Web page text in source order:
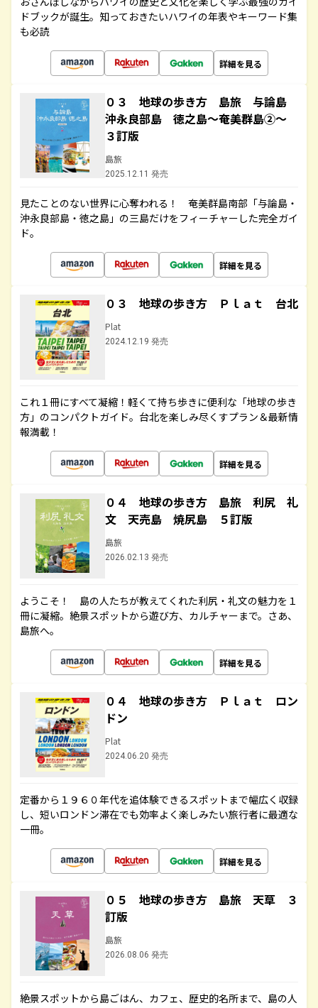
ドブックが誕生。知っておきたいハワイの年表やキーワード集
も必読
詳細を見る
０３ 地球の歩き方 島旅 与論島
沖永良部島 徳之島～奄美群島②～
３訂版
島旅
2025.12.11 発売
見たことのない世界に心奪われる！ 奄美群島南部「与論島・
沖永良部島・徳之島」の三島だけをフィーチャーした完全ガイ
ド。
詳細を見る
０３ 地球の歩き方 Ｐｌａｔ 台北
Plat
2024.12.19 発売
これ１冊にすべて凝縮！軽くて持ち歩きに便利な「地球の歩き
方」のコンパクトガイド。台北を楽しみ尽くすプラン＆最新情
報満載！
詳細を見る
０４ 地球の歩き方 島旅 利尻 礼
文 天売島 焼尻島 ５訂版
島旅
2026.02.13 発売
ようこそ！ 島の人たちが教えてくれた利尻・礼文の魅力を１
冊に凝縮。絶景スポットから遊び方、カルチャーまで。さあ、
島旅へ。
詳細を見る
０４ 地球の歩き方 Ｐｌａｔ ロン
ドン
Plat
2024.06.20 発売
定番から１９６０年代を追体験できるスポットまで幅広く収録
し、短いロンドン滞在でも効率よく楽しみたい旅行者に最適な
一冊。
詳細を見る
０５ 地球の歩き方 島旅 天草 ３
訂版
島旅
2026.08.06 発売
絶景スポットから島ごはん、カフェ、歴史的名所まで、島の人